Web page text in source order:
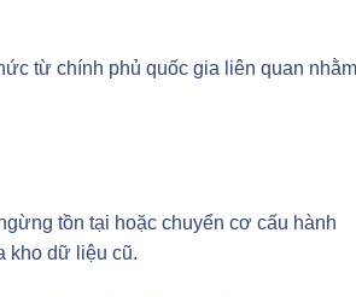
từ chính phủ quốc gia liên quan nhằm
tồn tại hoặc chuyển cơ cấu hành
kho dữ liệu cũ.